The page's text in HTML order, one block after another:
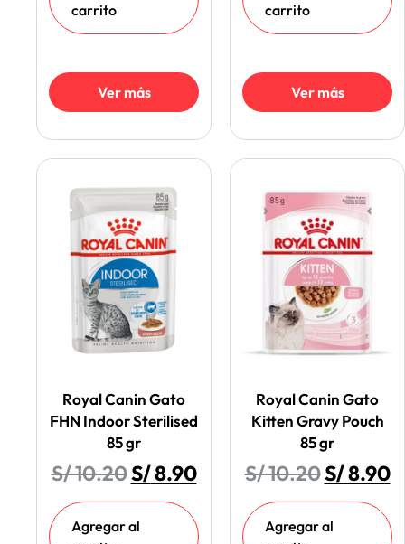
carrito
Ver más
carrito
Ver más
Royal Canin Gato
FHN Indoor Sterilised
85 gr
S/10.20S/8.90
Agregar al
Royal Canin Gato
Kitten Gravy Pouch
85 gr
S/10.20S/8.90
Agregar al